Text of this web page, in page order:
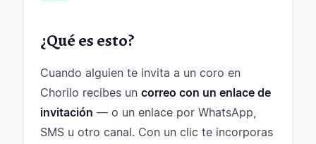
¿Qué es esto?
Cuando alguien te invita a un coro en
Chorilo recibes un correo con un enlace de
invitación — o un enlace por WhatsApp,
SMS u otro canal. Con un clic te incorporas